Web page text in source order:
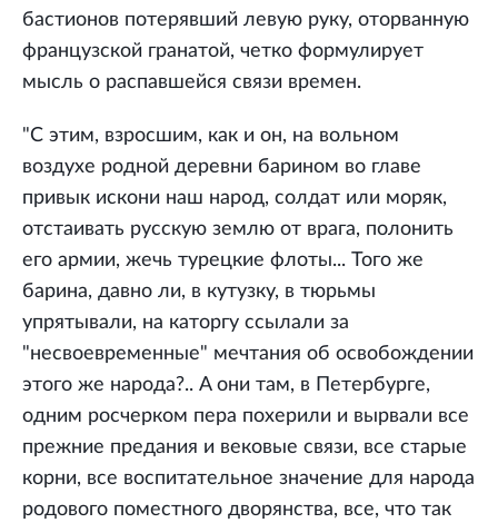
бастионов потерявший левую руку, оторванную
французской гранатой, четко формулирует
мысль о распавшейся связи времен.
"С этим, взросшим, как и он, на вольном
воздухе родной деревни барином во главе
привык искони наш народ, солдат или моряк,
отстаивать русскую землю от врага, полонить
его армии, жечь турецкие флоты... Того же
барина, давно ли, в кутузку, в тюрьмы
упрятывали, на каторгу ссылали за
"несвоевременные" мечтания об освобождении
этого же народа?.. A они там, в Петербурге,
одним росчерком пера похерили и вырвали все
прежние предания и вековые связи, все старые
корни, все воспитательное значение для народа
родового поместного дворянства, все, что так